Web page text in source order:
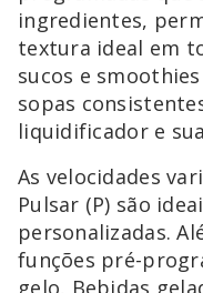
ingredientes,
textura ideal em
sucos e
sopas
liquidificador e
As velocidades
Pulsar (P) são
personalizadas.
funções pré-
gelo, Bebidas